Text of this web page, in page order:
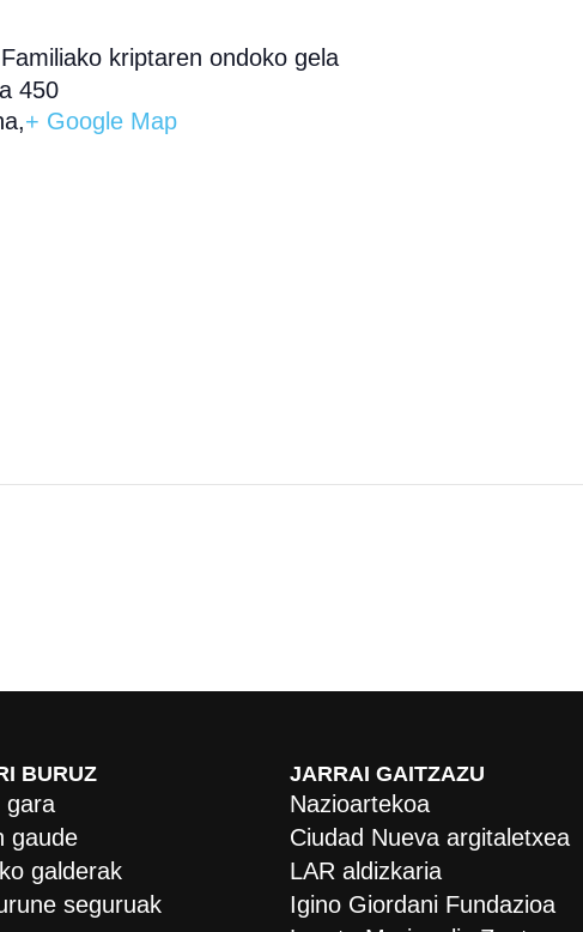
kriptaren ondoko gela
450
,+ Google Map
BURUZ
gara
gaude
galderak
seguruak
JARRAI GAITZAZU
Nazioartekoa
Ciudad Nueva argitaletxea
LAR aldizkaria
Igino Giordani Fundazioa